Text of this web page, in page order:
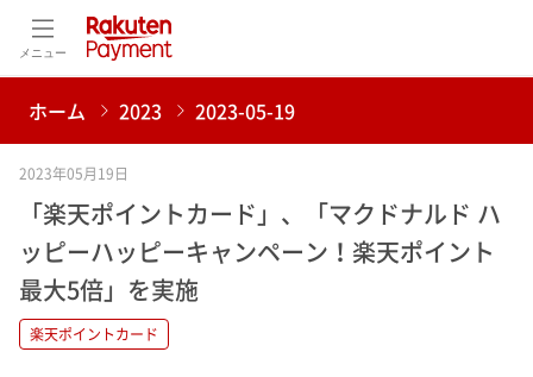
メニュー
ホーム 2023 2023-05-19
2023年05月19日
「楽天ポイントカード」、「マクドナルド ハ
ッピーハッピーキャンペーン！楽天ポイント
最大5倍」を実施
楽天ポイントカード